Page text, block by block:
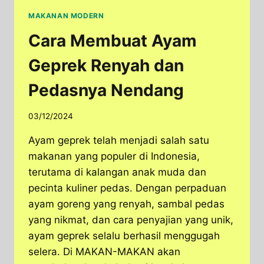
MAKANAN MODERN
Cara Membuat Ayam
Geprek Renyah dan
Pedasnya Nendang
03/12/2024
Ayam geprek telah menjadi salah satu
makanan yang populer di Indonesia,
terutama di kalangan anak muda dan
pecinta kuliner pedas. Dengan perpaduan
ayam goreng yang renyah, sambal pedas
yang nikmat, dan cara penyajian yang unik,
ayam geprek selalu berhasil menggugah
selera. Di MAKAN-MAKAN akan